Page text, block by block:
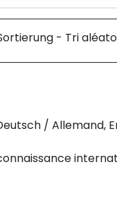
- Tri
/ Allemand,